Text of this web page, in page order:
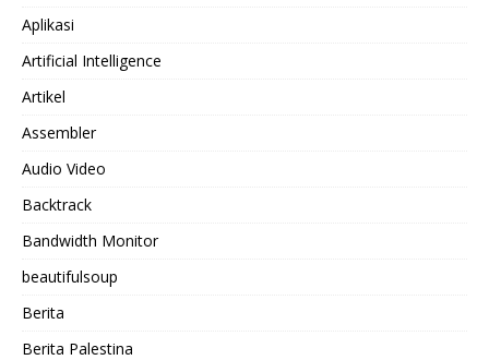
Aplikasi
Artificial Intelligence
Artikel
Assembler
Audio Video
Backtrack
Bandwidth Monitor
beautifulsoup
Berita
Berita Palestina